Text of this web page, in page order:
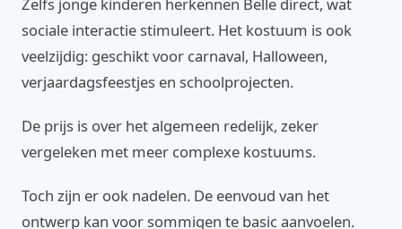
sociale interactie stimuleert. Het kostuum is ook
veelzijdig: geschikt voor carnaval, Halloween,
verjaardagsfeestjes en schoolprojecten.
De prijs is over het algemeen redelijk, zeker
vergeleken met meer complexe kostuums.
Toch zijn er ook nadelen. De eenvoud van het
ontwerp kan voor sommigen te basic aanvoelen.